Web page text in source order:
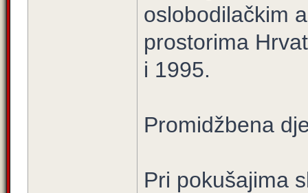
oslobodilačkim
prostorima
i 1995.
Promidžbena
Pri pokušajima